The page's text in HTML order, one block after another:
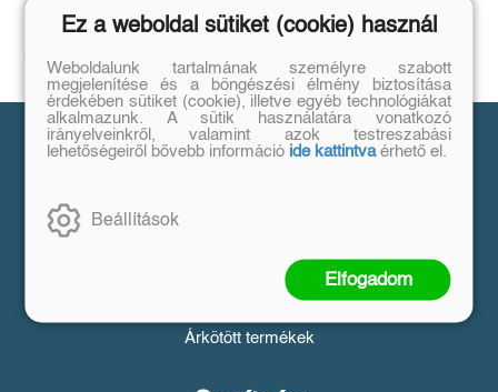
Időpont: június
16., 18:00-19:00
Tovább
Vásárlás
Tájékoztató a Simple fizetésről
Adatvédelem
Árkötött termékek
Ez a weboldal sütiket (cookie) használ
Weboldalunk tartalmának személyre szabott
megjelenítése és a böngészési élmény biztosítása
érdekében sütiket (cookie), illetve egyéb technológiákat
alkalmazunk. A sütik használatára vonatkozó
irányelveinkről, valamint azok testreszabási
lehetőségeiről bővebb információ ide kattintvaérhető el.
Beállítások
Elfogadom